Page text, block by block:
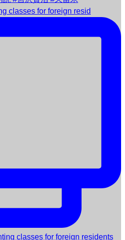
classes for foreign resid